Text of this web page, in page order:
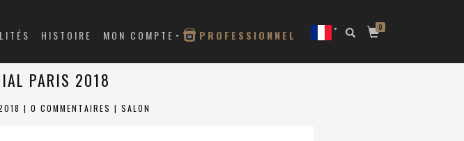
HISTOIRE MON COMPTE PROFESSIONNEL
0
PARIS 2018
| 0 COMMENTAIRES | SALON